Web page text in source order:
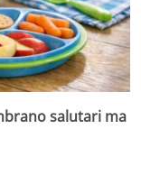
salutari ma